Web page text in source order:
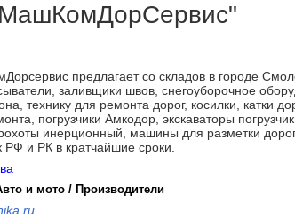
предлагает со складов в городе
заливщики швов, снегоуборочное
технику для ремонта дорог, косилки, катки
погрузчики Амкодор, экскаваторы
инерционный, машины для разметки
РФ и РК в кратчайшие сроки.
и мото / Производители